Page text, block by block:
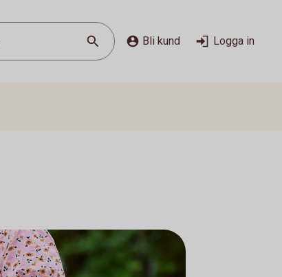
Bli kund Logga in